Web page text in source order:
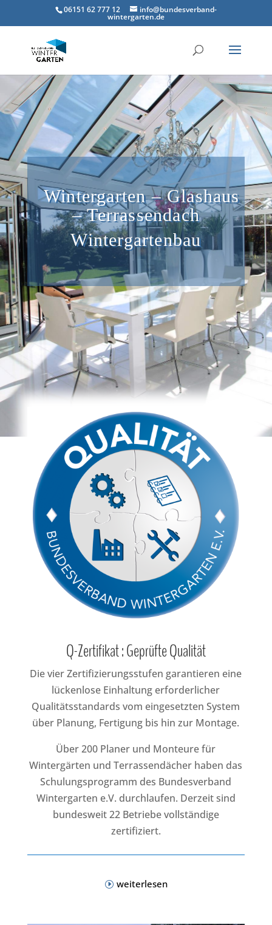
06151 62 777 12 info@bundesverband-
wintergarten.de
Wintergarten – Glashaus
– Terrassendach
Wintergartenbau
Q-Zertifikat : Geprüfte Qualität
Die vier Zertifizierungsstufen garantieren eine
lückenlose Einhaltung erforderlicher
Qualitätsstandards vom eingesetzten System
über Planung, Fertigung bis hin zur Montage.
Über 200 Planer und Monteure für
Wintergärten und Terrassendächer haben das
Schulungsprogramm des Bundesverband
Wintergarten e.V. durchlaufen. Derzeit sind
bundesweit 22 Betriebe vollständige
zertifiziert.
weiterlesen